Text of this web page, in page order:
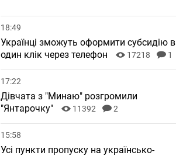
18:49
Українці зможуть оформити субсидію в
один клік через телефон
17218 1
17:22
Дівчата з "Минаю" розгромили
"Янтарочку"
11392 2
15:58
Усі пункти пропуску на українсько-